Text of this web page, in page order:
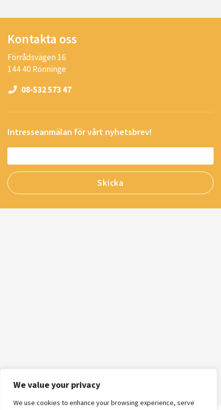
We value your privacy
We use cookies to enhance your browsing experience, serve
Kontakta oss
Förrådsvägen 16
144 40 Rönninge
08-532 573 47
Intresseanmälan för vårt nyhetsbrev!